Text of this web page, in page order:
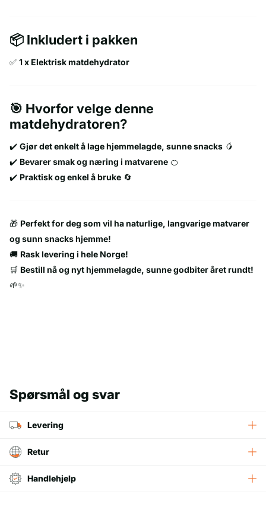
📦 Inkludert i pakken
✅ 1 x Elektrisk matdehydrator
🎯 Hvorfor velge denne
matdehydratoren?
✔️ Gjør det enkelt å lage hjemmelagde, sunne snacks 🥭
✔️ Bevarer smak og næring i matvarene 🍊
✔️ Praktisk og enkel å bruke 🔄
🎁 Perfekt for deg som vil ha naturlige, langvarige matvarer
og sunn snacks hjemme!
🚚 Rask levering i hele Norge!
🛒 Bestill nå og nyt hjemmelagde, sunne godbiter året rundt!
🌱✨
Spørsmål og svar
Levering
Retur
Handlehjelp